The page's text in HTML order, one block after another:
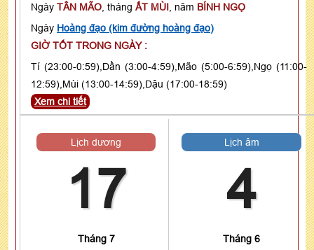
Ngày TÂN MÃO , tháng ẤT MÙI , năm BÍNH NGỌ
Ngày Hoàng đạo (kim đường hoàng đạo)
GIỜ TỐT TRONG NGÀY :
Tí (23:00-0:59),Dần (3:00-4:59),Mão (5:00-6:59),Ngọ (11:00-
12:59),Mùi (13:00-14:59),Dậu (17:00-18:59)
Xem chi tiết
Lịch dương
17
Tháng 7
Lịch âm
4
Tháng 6